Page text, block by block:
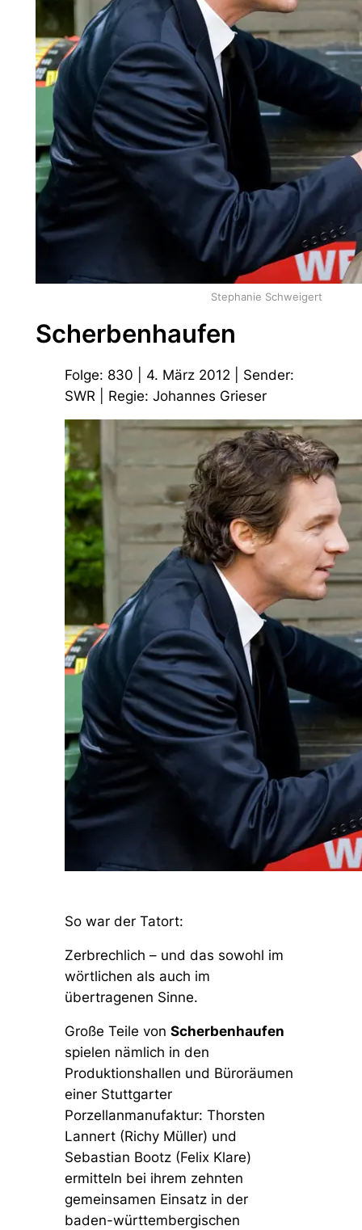
Stephanie Schweigert
Scherbenhaufen
Folge: 830 | 4. März 2012 | Sender:
SWR | Regie: Johannes Grieser
So war der Tatort:
Zerbrechlich – und das sowohl im
wörtlichen als auch im
übertragenen Sinne.
Große Teile von Scherbenhaufen
spielen nämlich in den
Produktionshallen und Büroräumen
einer Stuttgarter
Porzellanmanufaktur: Thorsten
Lannert (Richy Müller) und
Sebastian Bootz (Felix Klare)
ermitteln bei ihrem zehnten
gemeinsamen Einsatz in der
baden-württembergischen